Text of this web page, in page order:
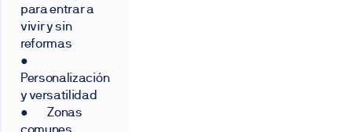
para entrar a
vivir y sin
reformas
●
Personalización
y versatilidad
● Zonas
comunes